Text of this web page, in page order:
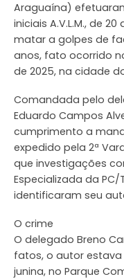
Araguaína)
iniciais A.V.L.M., de
matar a golpes de
anos, fato ocorrido
de 2025, na cidade
Comandada pelo
Eduardo Campos
cumprimento a
expedido pela 2ª
que investigações
Especializada da
identificaram seu
O crime
O delegado Breno
fatos, o autor
junina, no Parque